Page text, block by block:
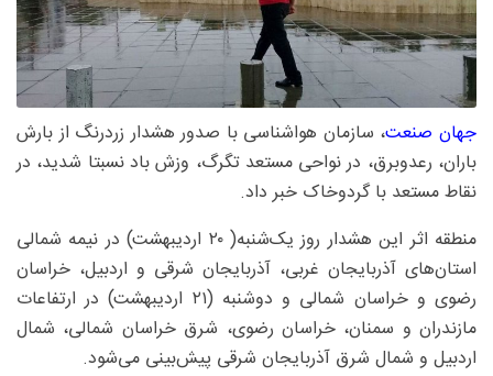
جهان صنعت، سازمان هواشناسی با صدور هشدار زردرنگ از بارش
باران، رعدوبرق، در نواحی مستعد تگرگ، وزش باد نسبتا شدید، در
نقاط مستعد با گردوخاک خبر داد.
منطقه اثر این هشدار روز یک‌شنبه( ۲۰ اردیبهشت) در نیمه شمالی
استان‌های آذربایجان غربی، آذربایجان شرقی و اردبیل، خراسان
رضوی و خراسان شمالی و دوشنبه (۲۱ اردیبهشت) در ارتفاعات
مازندران و سمنان، خراسان رضوی، شرق خراسان شمالی، شمال
اردبیل و شمال شرق آذربایجان شرقی پیش‌بینی می‌شود.